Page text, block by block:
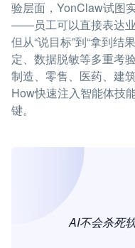
验层面，YonClaw试图
——员工可以直接表达业
但从“说目标”到“拿到结
定、数据脱敏等多重考
制造、零售、医药、建
How快速注入智能体技
键。
AI不会杀死